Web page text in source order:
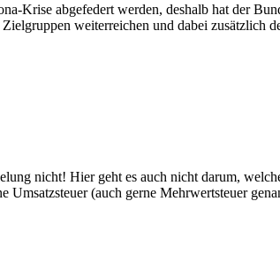
Krise abgefedert werden, deshalb hat der
weiterreichen und dabei zusätzlich
nicht! Hier geht es auch nicht darum,
(auch gerne Mehrwertsteuer